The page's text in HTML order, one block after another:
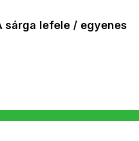
sárga lefele / egyenes